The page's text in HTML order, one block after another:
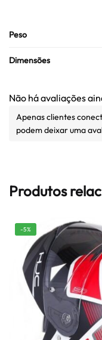
Peso
Dimensões
Não há avaliações
Apenas clientes
podem deixar uma
Produtos
-5%